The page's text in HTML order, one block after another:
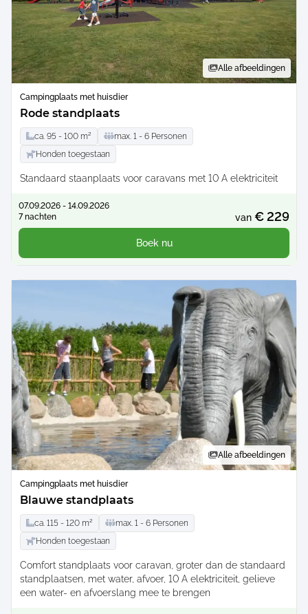
Alle afbeeldingen
Campingplaats met huisdier
Rode standplaats
ca. 95 - 100 m² max. 1 - 6 Personen
Honden toegestaan
Standaard staanplaats voor caravans met 10 A elektriciteit
07.09.2026 - 14.09.2026
7 nachten
van € 229
Boek nu
Alle afbeeldingen
Campingplaats met huisdier
Blauwe standplaats
ca. 115 - 120 m² max. 1 - 6 Personen
Honden toegestaan
Comfort standplaats voor caravan, groter dan de standaard
standplaatsen, met water, afvoer, 10 A elektriciteit, gelieve
een water- en afvoerslang mee te brengen